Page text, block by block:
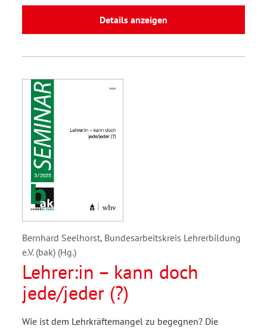
Details anzeigen
Bernhard Seelhorst, Bundesarbeitskreis Lehrerbildung
e.V. (bak) (Hg.)
Lehrer:in – kann doch
jede/jeder (?)
Wie ist dem Lehrkräftemangel zu begegnen? Die